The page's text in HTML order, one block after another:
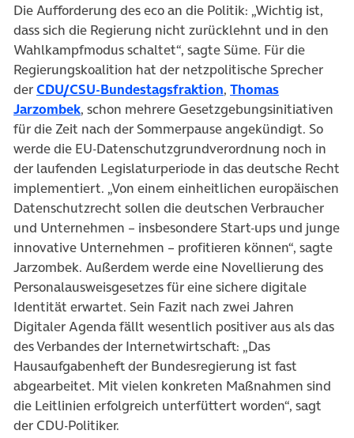
Die Aufforderung des eco an die Politik: „Wichtig ist,
dass sich die Regierung nicht zurücklehnt und in den
Wahlkampfmodus schaltet“, sagte Süme. Für die
Regierungskoalition hat der netzpolitische Sprecher
derCDU/CSU-Bundestagsfraktion(öffnet in neuem Tab)
, Thomas
Jarzombek(öffnet in neuem Tab)
, schon mehrere Gesetzgebungsinitiativen
für die Zeit nach der Sommerpause angekündigt. So
werde die EU-Datenschutzgrundverordnung noch in
der laufenden Legislaturperiode in das deutsche Recht
implementiert. „Von einem einheitlichen europäischen
Datenschutzrecht sollen die deutschen Verbraucher
und Unternehmen – insbesondere Start-ups und junge
innovative Unternehmen – profitieren können“, sagte
Jarzombek. Außerdem werde eine Novellierung des
Personalausweisgesetzes für eine sichere digitale
Identität erwartet. Sein Fazit nach zwei Jahren
Digitaler Agenda fällt wesentlich positiver aus als das
des Verbandes der Internetwirtschaft: „Das
Hausaufgabenheft der Bundesregierung ist fast
abgearbeitet. Mit vielen konkreten Maßnahmen sind
die Leitlinien erfolgreich unterfüttert worden“, sagt
der CDU-Politiker.